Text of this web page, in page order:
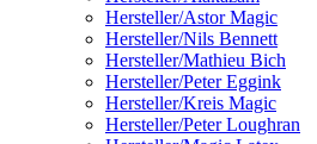
Hersteller/Astor Magic
Hersteller/Nils Bennett
Hersteller/Mathieu Bich
Hersteller/Peter Eggink
Hersteller/Kreis Magic
Hersteller/Peter Loughran